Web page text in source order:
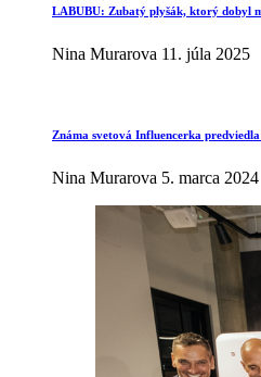
LABUBU: Zubatý plyšák, ktorý dobyl
Nina Murarova 11. júla 2025
Známa svetová Influencerka
Nina Murarova 5. marca 2024